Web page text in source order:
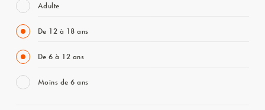
Adulte
De 12 à 18 ans
De 6 à 12 ans
Moins de 6 ans